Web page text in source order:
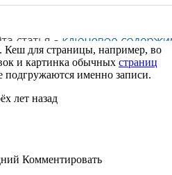
Кеш для страницы, например, во
и картинка обычных страниц
подгружаются именно записи.
лет назад
Комментировать